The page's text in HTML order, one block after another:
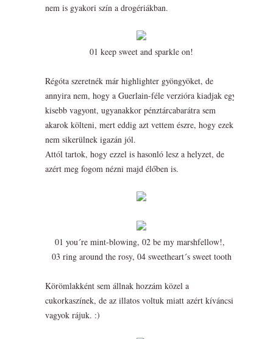
nem is gyakori szín a drogériákban.
01 keep sweet and sparkle on!
Régóta szeretnék már highlighter gyöngyöket, de
annyira nem, hogy a Guerlain-féle verzióra kiadjak egy
kisebb vagyont, ugyanakkor pénztárcabarátra sem
akarok költeni, mert eddig azt vettem észre, hogy ezek
nem sikerülnek igazán jól.
Attól tartok, hogy ezzel is hasonló lesz a helyzet, de
azért meg fogom nézni majd élőben is.
01 you´re mint-blowing, 02 be my marshfellow!,
03 ring around the rosy, 04 sweetheart´s sweet tooth
Körömlakként sem állnak hozzám közel a
cukorkaszínek, de az illatos voltuk miatt azért kíváncsi
vagyok rájuk. :)